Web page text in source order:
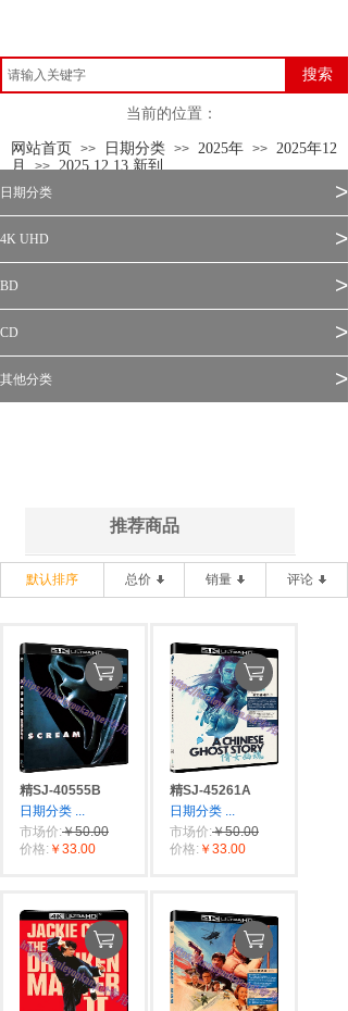
搜索
当前的位置：
网站首页 >> 日期分类 >> 2025年 >> 2025年12
月 >> 2025.12.13 新到
日期分类 >
4K UHD >
BD >
CD >
其他分类 >
推荐商品
默认排序 总价 销量 评论
精SJ-40555B
日期分类 ...
市场价:￥50.00
价格: ￥33.00
精SJ-45261A
日期分类 ...
市场价:￥50.00
价格: ￥33.00